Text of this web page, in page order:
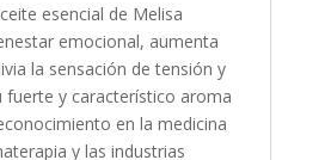
esencial de Melisa
emocional, aumenta
la sensación de tensión y
fuerte y característico aroma
en la medicina
y las industrias